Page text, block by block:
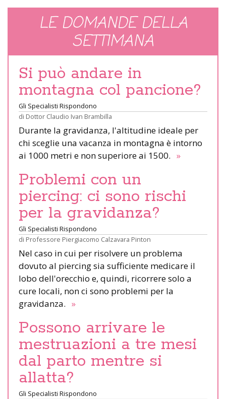
LE DOMANDE DELLA
SETTIMANA
Si può andare in
montagna col pancione?
Gli Specialisti Rispondono
di Dottor Claudio Ivan Brambilla
Durante la gravidanza, l'altitudine ideale per
chi sceglie una vacanza in montagna è intorno
ai 1000 metri e non superiore ai 1500. »
Problemi con un
piercing: ci sono rischi
per la gravidanza?
Gli Specialisti Rispondono
di Professore Piergiacomo Calzavara Pinton
Nel caso in cui per risolvere un problema
dovuto al piercing sia sufficiente medicare il
lobo dell'orecchio e, quindi, ricorrere solo a
cure locali, non ci sono problemi per la
gravidanza. »
Possono arrivare le
mestruazioni a tre mesi
dal parto mentre si
allatta?
Gli Specialisti Rispondono